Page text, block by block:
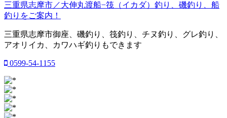
三重県志摩市／大伸丸渡船−筏（イカダ）釣り、磯釣り、船
釣りをご案内！
三重県志摩市御座、磯釣り、筏釣り、チヌ釣り、グレ釣り、
アオリイカ、カワハギ釣りもできます
0599-54-1155